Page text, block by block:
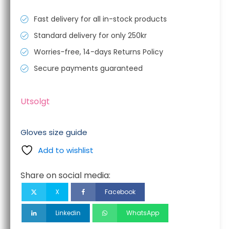
Fast delivery for all in-stock products
Standard delivery for only 250kr
Worries-free, 14-days Returns Policy
Secure payments guaranteed
Utsolgt
Gloves size guide
Add to wishlist
Share on social media:
X Facebook
Linkedin WhatsApp